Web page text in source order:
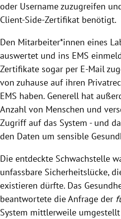
oder Username zuzugreifen
Client-Side-Zertifikat benötigt.
Den Mitarbeiter*innen eines
auswertet und ins EMS
Zertifikate sogar per E-Mail
von zuhause auf ihren
EMS haben. Generell hat
Anzahl von Menschen und
Zugriff auf das System - und
den Daten um sensible
Die entdeckte Schwachstelle
unfassbare Sicherheitslücke,
existieren dürfte. Das
beantwortete die Anfrage der
System mittlerweile